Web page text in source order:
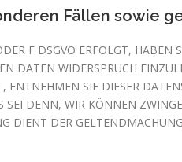
Fällen sowie
F DSGVO ERFOLGT, HABEN
DATEN WIDERSPRUCH
SIE DIESER
DENN, WIR KÖNNEN
DIENT DER